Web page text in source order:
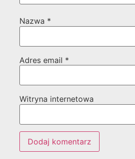
Nazwa *
Adres email *
Witryna internetowa